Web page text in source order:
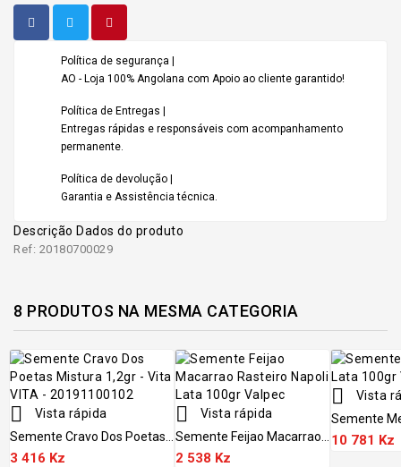
Política de segurança |
AO - Loja 100% Angolana com Apoio ao cliente garantido!
Política de Entregas |
Entregas rápidas e responsáveis com acompanhamento
permanente.
Política de devolução |
Garantia e Assistência técnica.
Descrição Dados do produto
Ref: 20180700029
8 PRODUTOS NA MESMA CATEGORIA

Vista rápida
Semente Cravo Dos Poetas...
3 416 Kz

Vista rápida
Semente Feijao Macarrao...
2 538 Kz

Vista
Semente
10 781 Kz